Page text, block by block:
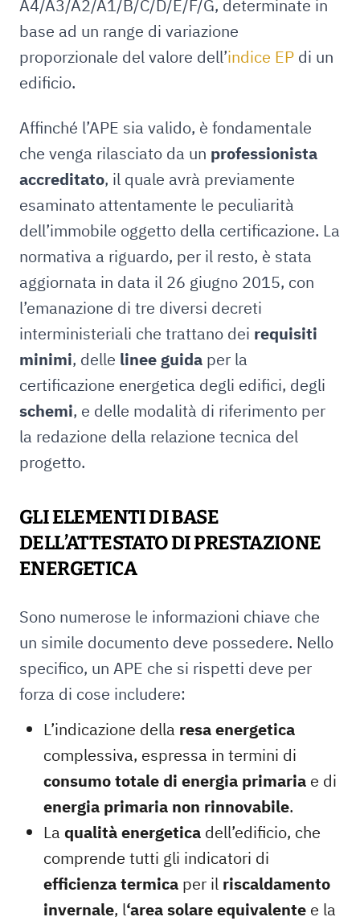
A4/A3/A2/A1/B/C/D/E/F/G, determinate in
base ad un range di variazione
proporzionale del valore dell’indice EP di un
edificio.
Affinché l’APE sia valido, è fondamentale
che venga rilasciato da un professionista
accreditato, il quale avrà previamente
esaminato attentamente le peculiarità
dell’immobile oggetto della certificazione. La
normativa a riguardo, per il resto, è stata
aggiornata in data il 26 giugno 2015, con
l’emanazione di tre diversi decreti
interministeriali che trattano dei requisiti
minimi, delle linee guida per la
certificazione energetica degli edifici, degli
schemi, e delle modalità di riferimento per
la redazione della relazione tecnica del
progetto.
GLI ELEMENTI DI BASE
DELL’ATTESTATO DI PRESTAZIONE
ENERGETICA
Sono numerose le informazioni chiave che
un simile documento deve possedere. Nello
specifico, un APE che si rispetti deve per
forza di cose includere:
L’indicazione della resa energetica
complessiva, espressa in termini di
consumo totale di energia primaria e di
energia primaria non rinnovabile.
La qualità energetica dell’edificio, che
comprende tutti gli indicatori di
efficienza termica per il riscaldamento
invernale, l‘area solare equivalente e la